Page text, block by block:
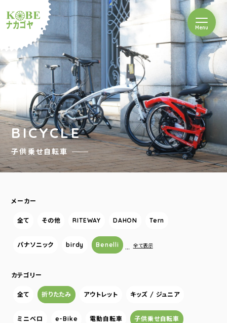
ルショップナカゴヤ
Menuを開閉
BICYCLE
子供乗せ自転車
メーカー
全て その他 RITEWAY DAHON Tern
パナソニック birdy Benelli … 全て表示
カテゴリー
全て 折りたたみ アウトレット キッズ / ジュニア
ミニベロ e-Bike 電動自転車 子供乗せ自転車